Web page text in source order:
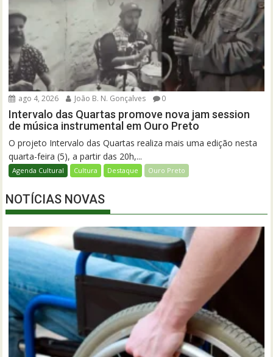
ago 4, 2026 João B. N. Gonçalves 0
Intervalo das Quartas promove nova jam session
de música instrumental em Ouro Preto
O projeto Intervalo das Quartas realiza mais uma edição nesta
quarta-feira (5), a partir das 20h,...
Agenda Cultural Cultura Destaque Ouro Preto
NOTÍCIAS NOVAS